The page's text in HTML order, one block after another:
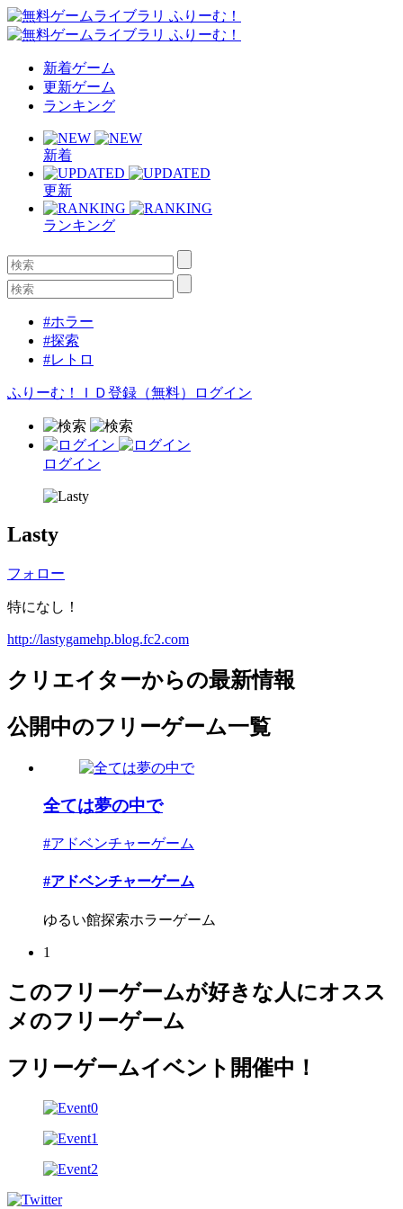
新着ゲーム
更新ゲーム
ランキング
新着
更新
ランキング
#ホラー
#探索
#レトロ
ふりーむ！ＩＤ登録（無料） ログイン
ログイン
Lasty
フォロー
特になし！
http://lastygamehp.blog.fc2.com
クリエイターからの最新情報
公開中のフリーゲーム一覧
全ては夢の中で
#アドベンチャーゲーム
#アドベンチャーゲーム
ゆるい館探索ホラーゲーム
1
このフリーゲームが好きな人にオスス
メのフリーゲーム
フリーゲームイベント開催中！